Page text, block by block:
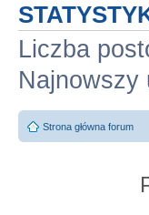
Liczba
Najnowszy
Strona główna forum